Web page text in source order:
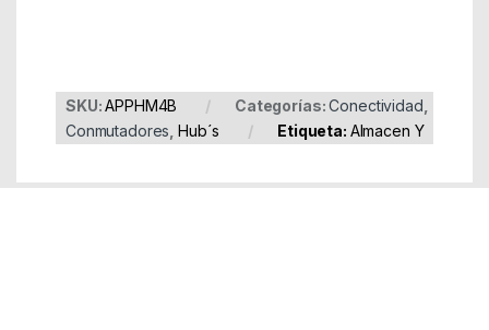
SKU:APPHM4B Categorías:Conectividad
Conmutadores ,Hub´s Etiqueta: Almacen Y